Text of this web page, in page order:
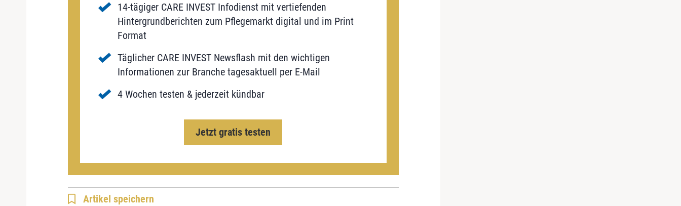
14-tägiger CARE INVEST Infodienst mit vertiefenden
Hintergrundberichten zum Pflegemarkt digital und im Print
Format
Täglicher CARE INVEST Newsflash mit den wichtigen
Informationen zur Branche tagesaktuell per E-Mail
4 Wochen testen & jederzeit kündbar
Jetzt gratis testen
Artikel speichern